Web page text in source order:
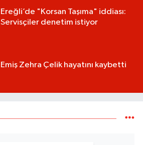
Ereğli’de "Korsan Taşıma" iddiası:
Servisçiler denetim istiyor
Emiş Zehra Çelik hayatını kaybetti